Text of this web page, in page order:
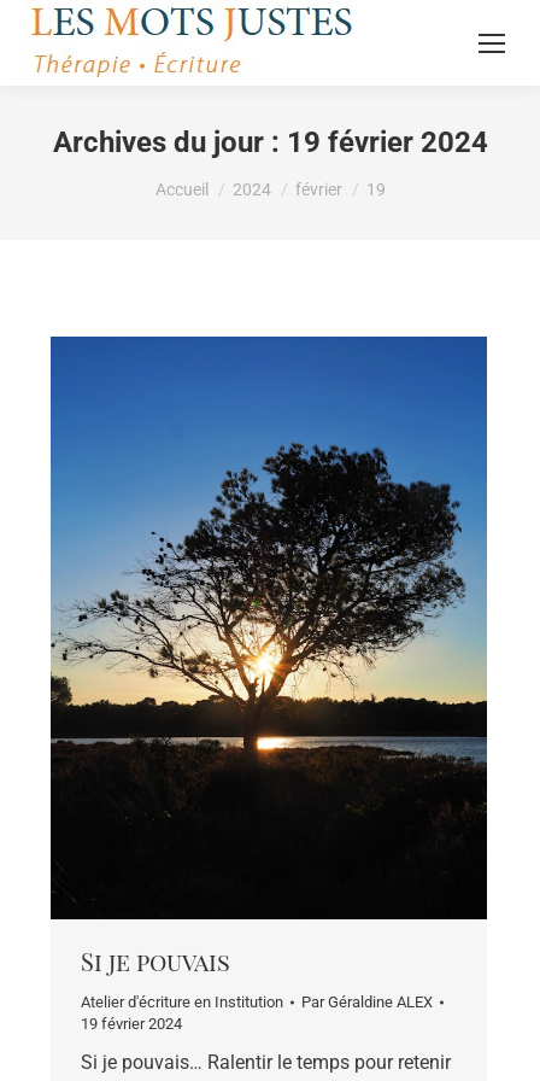
Archives du jour : 19 février 2024
Vous êtes ici :
Accueil 2024 février 19
Si je pouvais
Atelier d'écriture en Institution ParGéraldine ALEX
19 février 2024
Si je pouvais… Ralentir le temps pour retenir